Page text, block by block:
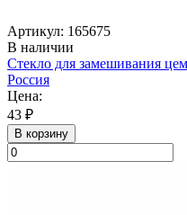
Артикул: 165675
В наличии
Стекло для замешивания
Россия
Цена:
43 ₽
В корзину